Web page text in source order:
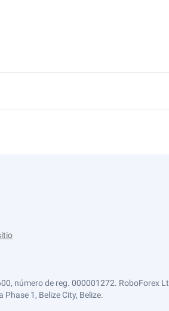
número de reg. 000001272. RoboForex
1, Belize City, Belize.